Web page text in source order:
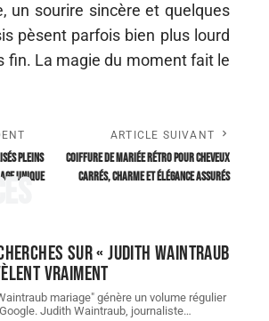
un sourire sincère et quelques
pèsent parfois bien plus lourd
fin. La magie du moment fait le
pleins
unique
ARTICLE SUIVANT
Coiffure de mariée rétro pour cheveux
carrés, charme et élégance assurés
sur « judith Waintraub
vraiment
mariage" génère un volume régulier
Judith Waintraub, journaliste…